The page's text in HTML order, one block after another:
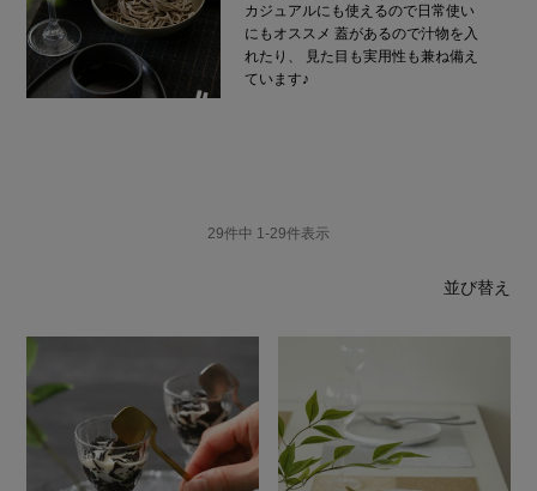
カジュアルにも使えるので日常使い
にもオススメ 蓋があるので汁物を入
れたり、
見た目も実用性も兼ね備え
ています♪
並び替え
29件中 1-29件表示